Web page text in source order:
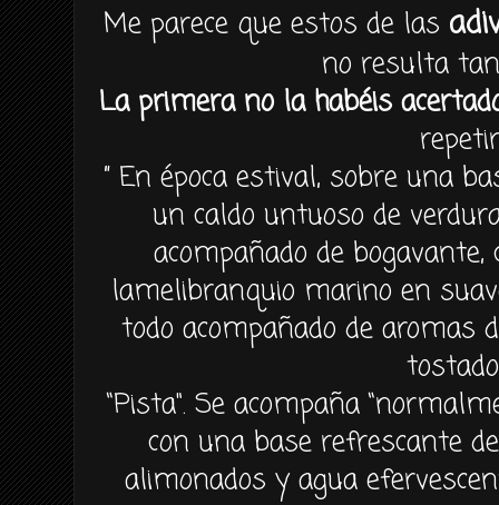
Me parece que estos de las
no resulta
La primera no la habéis
” En época estival, sobre una
un caldo untuoso de
acompañado de
lamelibranquio marino en
todo acompañado de aromas
“Pista". Se acompaña
con una base refrescante
alimonados y agua